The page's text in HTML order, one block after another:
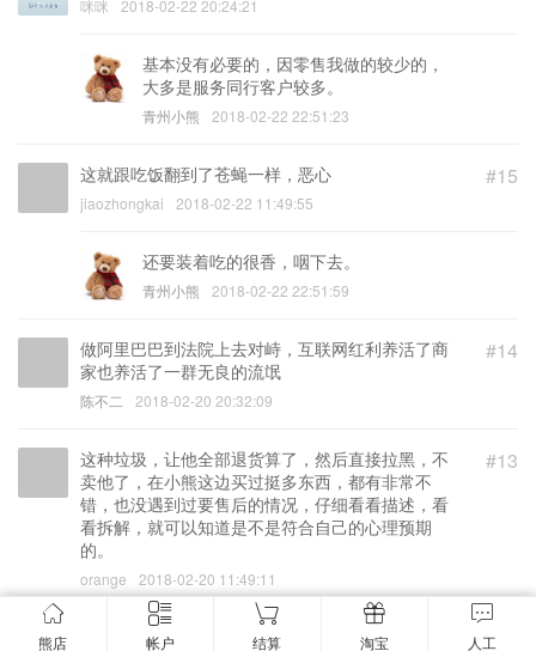
咪咪 2018-02-22 20:24:21
基本没有必要的，因零售我做的较少的，
大多是服务同行客户较多。
青州小熊 2018-02-22 22:51:23
#15
这就跟吃饭翻到了苍蝇一样，恶心
jiaozhongkai 2018-02-22 11:49:55
还要装着吃的很香，咽下去。
青州小熊 2018-02-22 22:51:59
#14
做阿里巴巴到法院上去对峙，互联网红利养活了商
家也养活了一群无良的流氓
陈不二 2018-02-20 20:32:09
#13
这种垃圾，让他全部退货算了，然后直接拉黑，不
卖他了，在小熊这边买过挺多东西，都有非常不
错，也没遇到过要售后的情况，仔细看看描述，看
看拆解，就可以知道是不是符合自己的心理预期
的。
orange 2018-02-20 11:49:11
没办法，做生意你会碰到各种各样的人。
熊店 帐户 结算 淘宝 人工